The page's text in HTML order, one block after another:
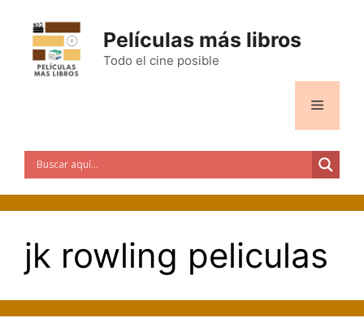
contenido
Películas más libros
Todo el cine posible
Menú
jk rowling peliculas